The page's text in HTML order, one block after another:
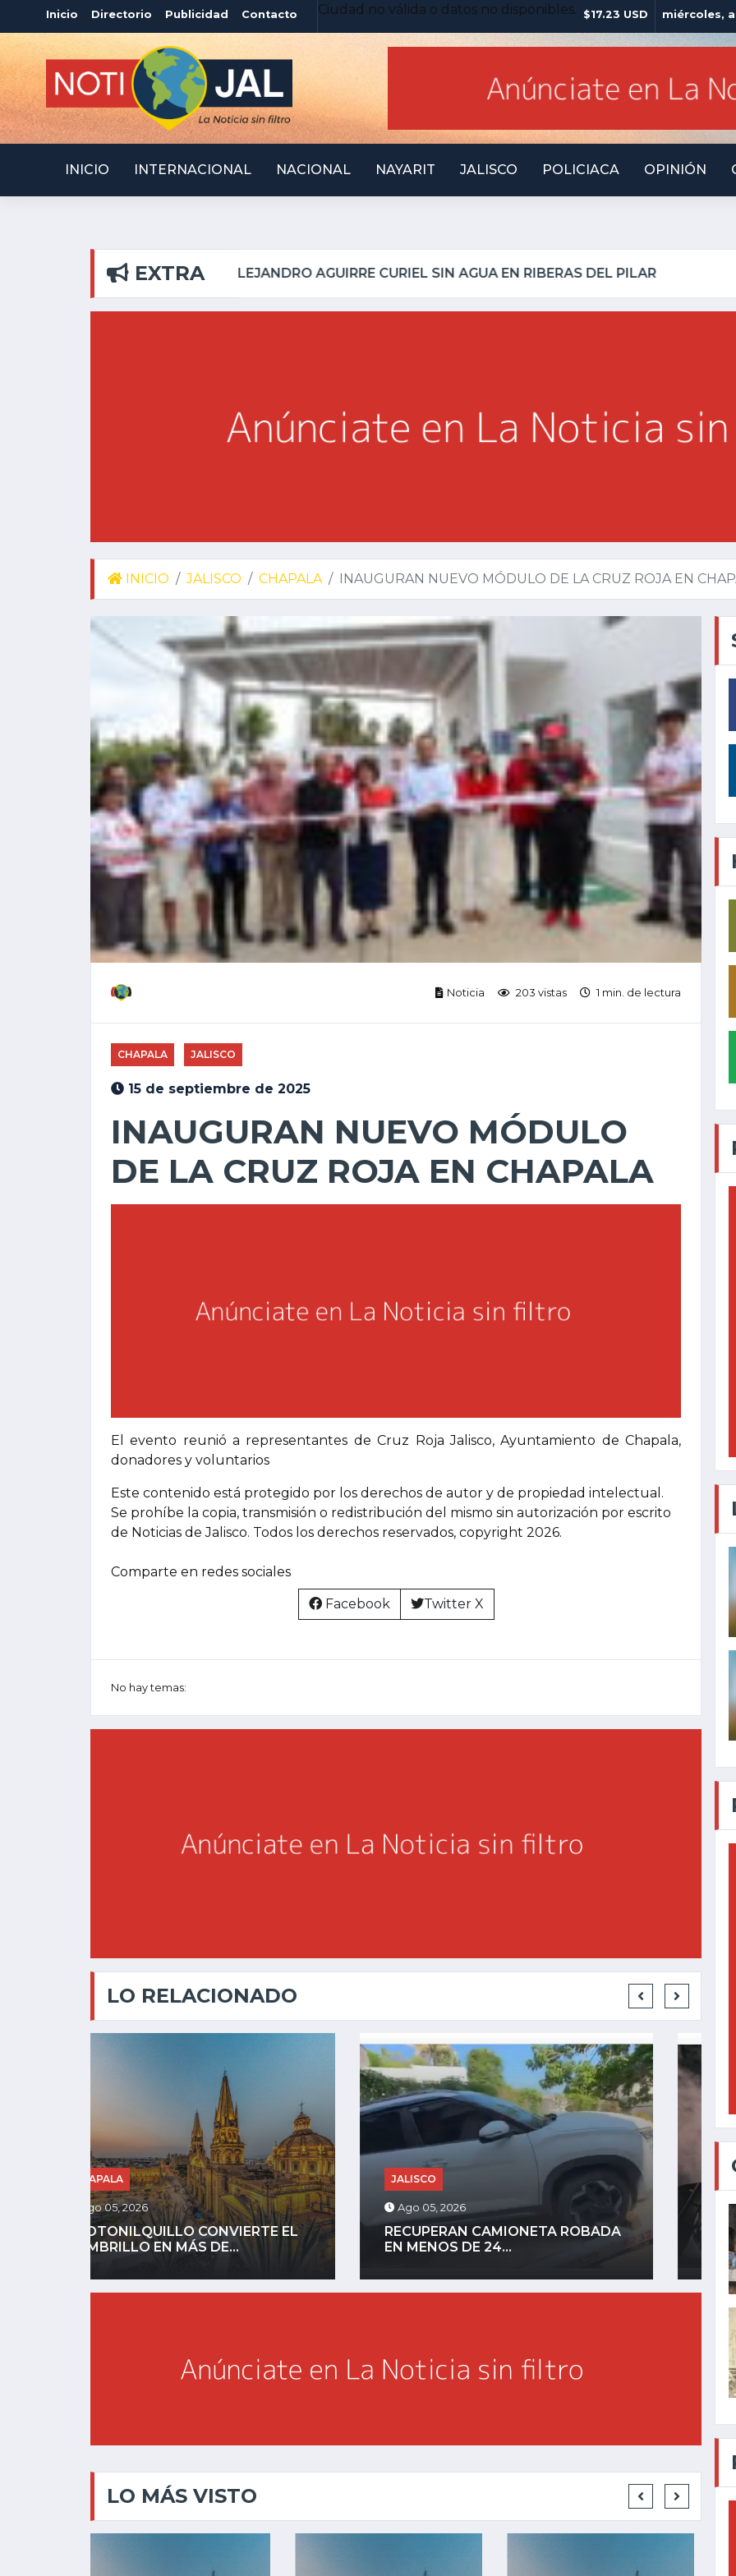
Inicio Directorio Publicidad Contacto Ciudad no válida o datos no disponibles. $17.23 USD miércoles,
INICIO INTERNACIONAL NACIONAL NAYARIT JALISCO POLICIACA OPINIÓN
EXTRA ATOTONILQUILLO INSEGURO Y AL VIRREY NO LE IMPORTA
INICIO JALISCO CHAPALA INAUGURAN NUEVO MÓDULO DE LA CRUZ ROJA EN
Noticia 203 vistas 1 min. de lectura
CHAPALA JALISCO
15 de septiembre de 2025
INAUGURAN NUEVO MÓDULO
DE LA CRUZ ROJA EN CHAPALA
El evento reunió a representantes de Cruz Roja Jalisco, Ayuntamiento de Chapala,
donadores y voluntarios
Este contenido está protegido por los derechos de autor y de propiedad intelectual.
Se prohíbe la copia, transmisión o redistribución del mismo sin autorización por escrito
de Noticias de Jalisco. Todos los derechos reservados, copyright 2026.
Comparte en redes sociales
Facebook Twitter X
No hay temas:
LO RELACIONADO
JALISCO
Ago 05, 2026
RECUPERAN CAMIONETA ROBADA
EN MENOS DE 24...
Ago 04, 2026
EXPLOSIÓN DE PIPA CON
CHAPOPOTE DEJA CUATRO...
LO MÁS VISTO